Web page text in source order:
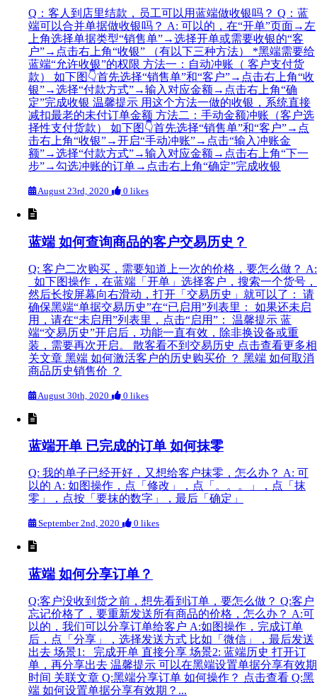
Q：客人到店里结款，员工可以用蓝端做收银吗？ Q：蓝
端可以合并单据做收银吗？ A: 可以的，在“开单”页面→左
上角选择单据类型“销售单”→选择开单或需要收银的“客
户”→点击右上角“收银” （有以下三种方法） *黑端需要给
蓝端“允许收银”的权限 方法一：自动冲账（ 客户支付货
款） 如下图👇首先选择“销售单”和“客户”→点击右上角“收
银”→选择“付款方式”→输入对应金额→点击右上角“确
定”完成收银 温馨提示 用这个方法一做的收银，系统直接
减扣最老的未付订单金额 方法二：手动金额冲账（客户选
择性支付货款） 如下图👇首先选择“销售单”和“客户”→点
击右上角“收银”→开启“手动冲账”→点击“输入冲账金
额”→选择“付款方式”→输入对应金额→点击右上角“下一
步”→勾选冲账的订单→点击右上角“确定”完成收银
August 23rd, 2020 0 likes
蓝端 如何查询商品的客户交易历史？
Q: 客户二次购买，需要知道上一次的价格，要怎么做？ A:
如下图操作，在蓝端「开单」选择客户，搜索一个货号，
然后长按屏幕向右滑动，打开「交易历史」就可以了： 请
确保黑端“单据交易历史”在“已启用”列表里： 如果还未启
用，请在“未启用”列表里，点击“启用”： 温馨提示 蓝
端“交易历史”开启后，功能一直有效，除非换设备或重
装，需要再次开启。 散客看不到交易历史 点击查看更多相
关文章 黑端 如何激活客户的历史购买价 ？ 黑端 如何取消
商品历史销售价 ？
August 30th, 2020 0 likes
蓝端开单 已完成的订单 如何抹零
Q: 我的单子已经开好，又想给客户抹零，怎么办？ A: 可
以的 A: 如图操作，点「修改」，点「。。。」，点「抹
零」，点按「要抹的数字」，最后「确定」
September 2nd, 2020 0 likes
蓝端 如何分享订单？
Q:客户没收到货之前，想先看到订单，要怎么做？ Q:客户
忘记价格了，要重新发送所有商品的价格，怎么办？ A:可
以的，我们可以分享订单给客户 A:如图操作，完成订单
后，点「分享」，选择发送方式 比如「微信」，最后发送
出去 场景1: 完成开单 直接分享 场景2: 蓝端历史 打开订
单，再分享出去 温馨提示 可以在黑端设置单据分享有效期
时间 关联文章 Q:黑端分享订单 如何操作？ 点击查看 Q:黑
端 如何设置单据分享有效期？...